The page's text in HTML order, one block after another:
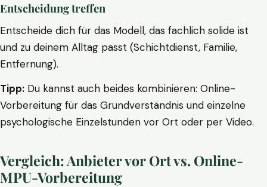
Entscheidung treffen
Entscheide dich für das Modell, das fachlich solide ist
und zu deinem Alltag passt (Schichtdienst, Familie,
Entfernung).
Tipp: Du kannst auch beides kombinieren: Online-
Vorbereitung für das Grundverständnis und einzelne
psychologische Einzelstunden vor Ort oder per Video.
Vergleich: Anbieter vor Ort vs. Online-
MPU-Vorbereitung